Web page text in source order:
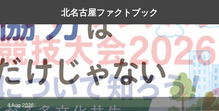
北名古屋ファクトブック
4Aug 2026
19 Jun 2026
北名古屋のたから
地域みがき
地域づくり
イベント情報
オススメの場所
北名古屋市国際交流協会
イベント・活動紹介 草の根交流
アジア太平洋
北名古屋地域
各種講座
多文化共生社
国際交流子ど
国際理解講座
私たちの国際
愛知県防災・